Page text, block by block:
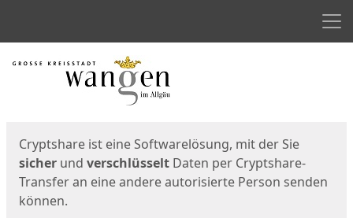
Start
Cryptshare ist eine Softwarelösung, mit der Sie
sicher und verschlüsselt Daten per Cryptshare-
Transfer an eine andere autorisierte Person senden
können.